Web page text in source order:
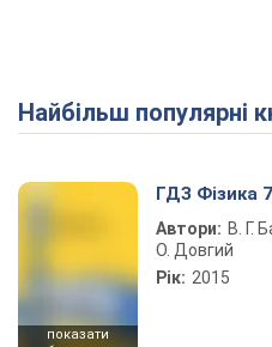
Найбільш популярні
показати
ГДЗ Фізика
Автори: В. Г.
О. Довгий
Рік: 2015